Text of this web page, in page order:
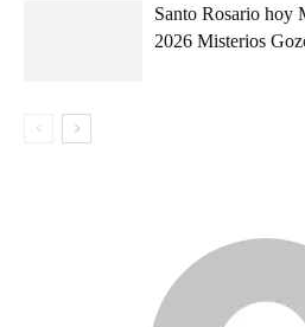
Santo Rosario hoy
2026 Misterios